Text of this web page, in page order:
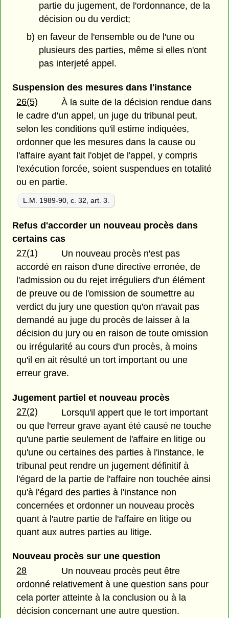
partie du jugement, de l'ordonnance, de la
décision ou du verdict;
b) en faveur de l'ensemble ou de l'une ou
plusieurs des parties, même si elles n'ont
pas interjeté appel.
Suspension des mesures dans l'instance
26(5)
À la suite de la décision rendue dans
le cadre d'un appel, un juge du tribunal peut,
selon les conditions qu'il estime indiquées,
ordonner que les mesures dans la cause ou
l'affaire ayant fait l'objet de l'appel, y compris
l'exécution forcée, soient suspendues en totalité
ou en partie.
L.M. 1989-90, c. 32, art. 3.
Refus d'accorder un nouveau procès dans
certains cas
27(1)
Un nouveau procès n'est pas
accordé en raison d'une directive erronée, de
l'admission ou du rejet irréguliers d'un élément
de preuve ou de l'omission de soumettre au
verdict du jury une question qu'on n'avait pas
demandé au juge du procès de laisser à la
décision du jury ou en raison de toute omission
ou irrégularité au cours d'un procès, à moins
qu'il en ait résulté un tort important ou une
erreur grave.
Jugement partiel et nouveau procès
27(2)
Lorsqu'il appert que le tort important
ou que l'erreur grave ayant été causé ne touche
qu'une partie seulement de l'affaire en litige ou
qu'une ou certaines des parties à l'instance, le
tribunal peut rendre un jugement définitif à
l'égard de la partie de l'affaire non touchée ainsi
qu'à l'égard des parties à l'instance non
concernées et ordonner un nouveau procès
quant à l'autre partie de l'affaire en litige ou
quant aux autres parties au litige.
Nouveau procès sur une question
28
Un nouveau procès peut être
ordonné relativement à une question sans pour
cela porter atteinte à la conclusion ou à la
décision concernant une autre question.